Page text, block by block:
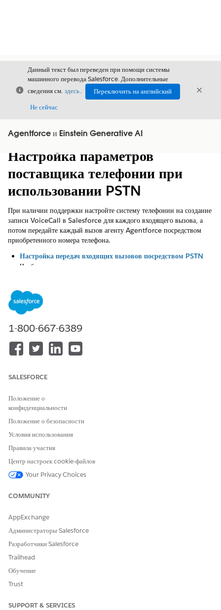
Закрыть
Данный текст был переведен при помощи системы
машинного перевода Salesforce. Дополнительные
сведения см. здесь.
Переключить на английский
Не сейчас
Agentforce и Einstein Generative AI
Показать содержание
Содержание
Настройка параметров
поставщика телефонии при
использовании PSTN
При наличии поддержки настройте систему телефонии на создание
записи VoiceCall в Salesforce для каждого входящего вызова, а
потом передайте каждый вызов агенту Agentforce посредством
приобретенного номера телефона.
Настройка передач входящих вызовов посредством PSTN
Чтобы проиллюстрировать, как настроить передачи входящих
Connect.
Настройка расширения вызовов при использовании PSTN
Если вызов агента расширен, агент отключается и система
телефонии возобновляет вызов. При наличии поддержки
настройте систему телефонии для обработки расширенного
вызова, включительно с передачей вызова соответствующему
ЭТА СТАТЬЯ РЕШИЛА ВАШУ ПРОБЛЕМУ?
Оставьте свой отзыв, чтобы мы могли стать лучше!
1-800-667-6389
SALESFORCE
Положение о
конфиденциальности
Положение о безопасности
Условия использования
Правила участия
Центр настроек cookie-файлов
Your Privacy Choices
COMMUNITY
AppExchange
Администраторы Salesforce
Разработчики Salesforce
Trailhead
Обучение
Trust
SUPPORT & SERVICES